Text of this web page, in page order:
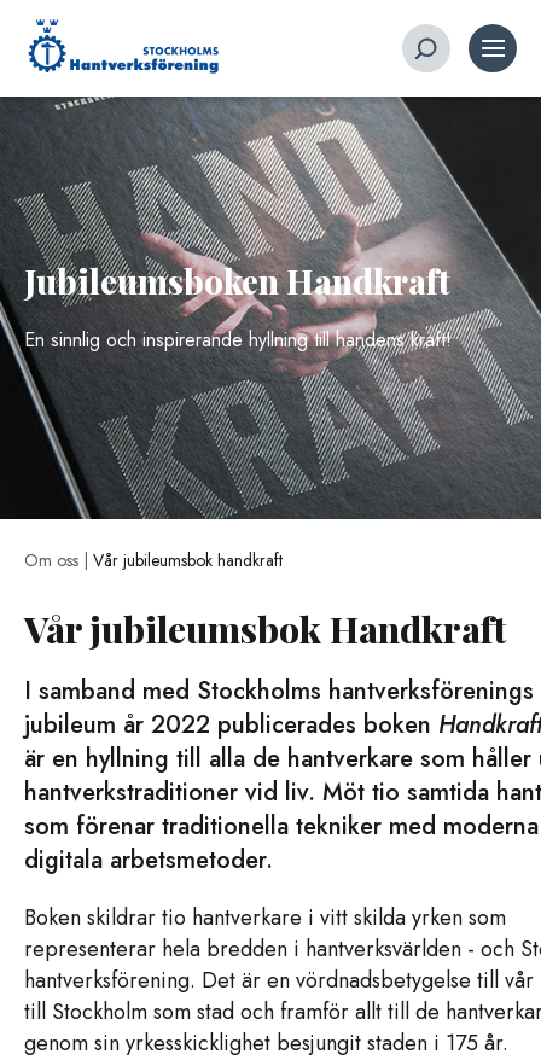
Jubileumsboken Handkraft
En sinnlig och inspirerande hyllning till handens kraft!
Om oss | Vår jubileumsbok handkraft
Vår jubileumsbok Handkraft
I samband med Stockholms hantverksförenings
jubileum år 2022 publicerades boken Handkraft
är en hyllning till alla de hantverkare som håller
hantverkstraditioner vid liv. Möt tio samtida
som förenar traditionella tekniker med
digitala arbetsmetoder.
Boken skildrar tio hantverkare i vitt skilda yrken som
representerar hela bredden i hantverksvärlden - och
hantverksförening. Det är en vördnadsbetygelse till
till Stockholm som stad och framför allt till de
genom sin yrkesskicklighet besjungit staden i 175 år.